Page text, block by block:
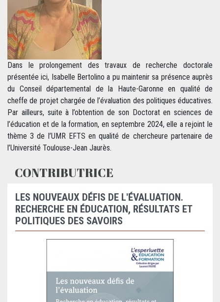
Dans le prolongement des travaux de recherche doctorale
présentée ici, Isabelle Bertolino a pu maintenir sa présence auprès
du Conseil départemental de la Haute-Garonne en qualité de
cheffe de projet chargée de l’évaluation des politiques éducatives.
Par ailleurs, suite à l’obtention de son Doctorat en sciences de
l’éducation et de la formation, en septembre 2024, elle a rejoint le
thème 3 de l’UMR EFTS en qualité de chercheure partenaire de
l’Université Toulouse-Jean Jaurès.
CONTRIBUTRICE
LES NOUVEAUX DÉFIS DE L'ÉVALUATION.
RECHERCHE EN ÉDUCATION, RÉSULTATS ET
POLITIQUES DES SAVOIRS